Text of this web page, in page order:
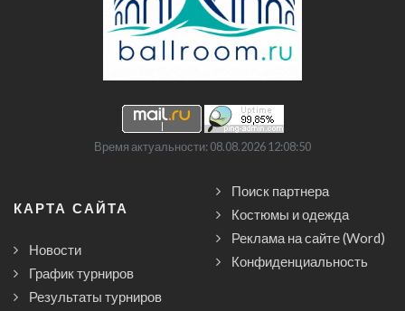
Время актуальности: 08.08.2026 12:08:50
КАРТА САЙТА
Новости
График турниров
Результаты турниров
Поиск партнера
Костюмы и одежда
Реклама на сайте (Word)
Конфиденциальность